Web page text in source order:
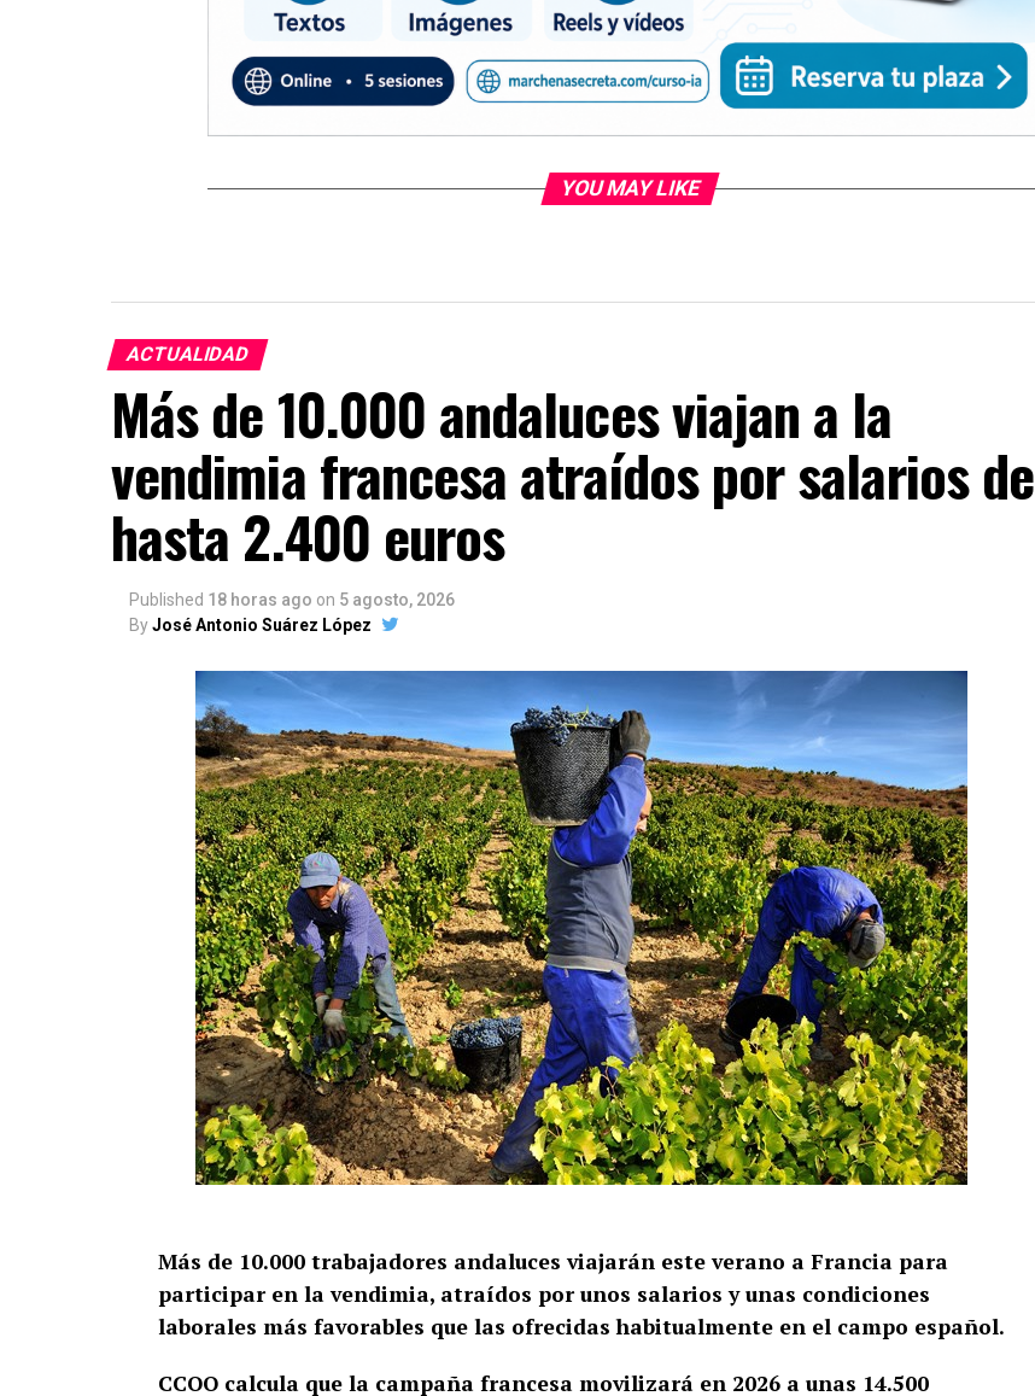
YOU MAY LIKE
ACTUALIDAD
Más de 10.000 andaluces viajan a la
vendimia francesa atraídos por salarios de
hasta 2.400 euros
Published 18 horas ago on 5 agosto, 2026
ByJosé Antonio Suárez López
Más de 10.000 trabajadores andaluces viajarán este verano a Francia para
participar en la vendimia, atraídos por unos salarios y unas condiciones
laborales más favorables que las ofrecidas habitualmente en el campo español.
CCOO calcula que la campaña francesa movilizará en 2026 a unas 14.500